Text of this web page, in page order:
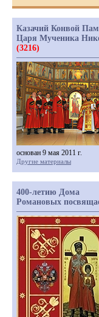
Казачий Конвой
Царя Мученика
(3216)
основан 9 мая 2011 г.
Другие материалы
400-летию Дома
Романовых